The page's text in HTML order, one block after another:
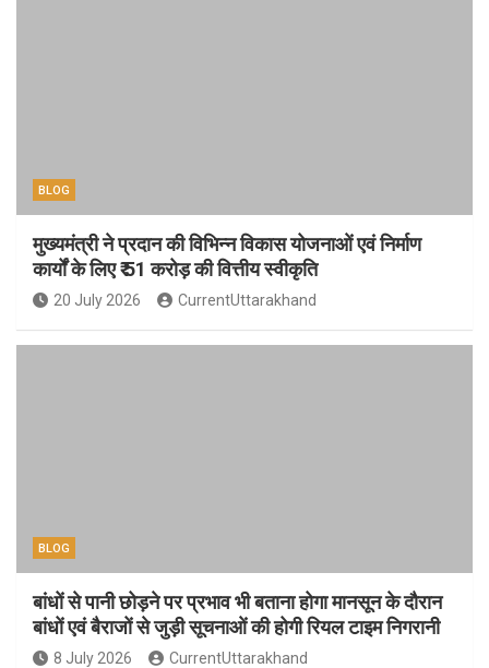
BLOG
मुख्यमंत्री ने प्रदान की विभिन्न विकास योजनाओं एवं निर्माण
कार्यों के लिए ₹ 51 करोड़ की वित्तीय स्वीकृति
20 July 2026 CurrentUttarakhand
BLOG
बांधों से पानी छोड़ने पर प्रभाव भी बताना होगा मानसून के दौरान
बांधों एवं बैराजों से जुड़ी सूचनाओं की होगी रियल टाइम निगरानी
8 July 2026 CurrentUttarakhand